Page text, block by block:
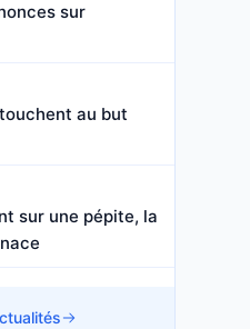
sur
au but
sur une pépite, la
va encore